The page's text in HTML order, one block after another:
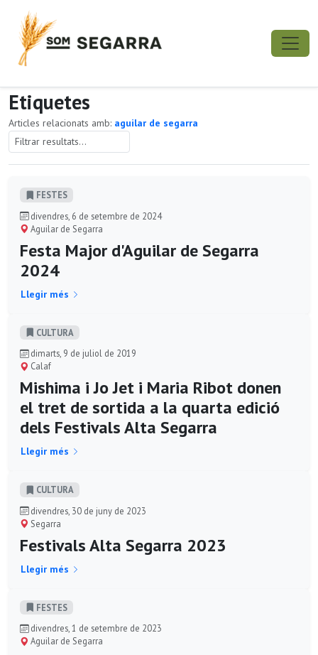
Etiquetes
Articles relacionats amb: aguilar de segarra
FESTES
divendres, 6 de setembre de 2024
Aguilar de Segarra
Festa Major d'Aguilar de Segarra
2024
Llegir més
CULTURA
dimarts, 9 de juliol de 2019
Calaf
Mishima i Jo Jet i Maria Ribot donen
el tret de sortida a la quarta edició
dels Festivals Alta Segarra
Llegir més
CULTURA
divendres, 30 de juny de 2023
Segarra
Festivals Alta Segarra 2023
Llegir més
FESTES
divendres, 1 de setembre de 2023
Aguilar de Segarra